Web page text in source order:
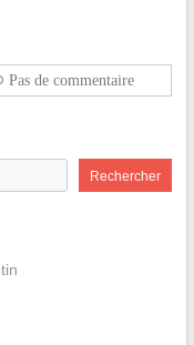
Pas de commentaire
Rechercher